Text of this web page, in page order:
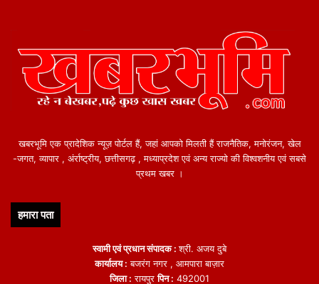
खबरभूमि एक प्रादेशिक न्यूज़ पोर्टल हैं, जहां आपको मिलती हैं राजनैतिक, मनोरंजन, खेल
-जगत, व्यापार , अंर्राष्ट्रीय, छत्तीसगढ़ , मध्याप्रदेश एवं अन्य राज्यो की विश्वशनीय एवं सबसे
प्रथम खबर ।
हमारा पता
स्वामी एवं प्रधान संपादक :श्री. अजय दुबे
कार्यालय : बजरंग नगर , आमपारा बाज़ार
जिला : रायपुरपिन : 492001